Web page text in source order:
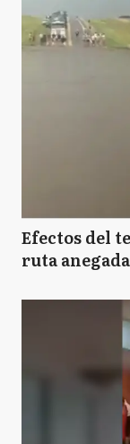
Efectos del
ruta